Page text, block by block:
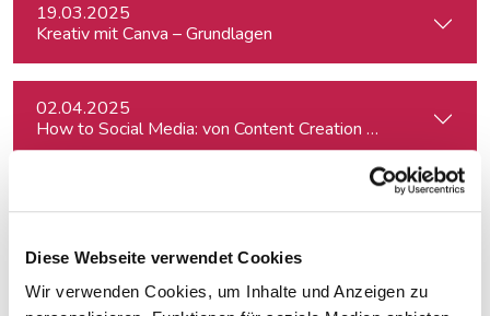
Diese Webseite verwendet Cookies
Wir verwenden Cookies, um Inhalte und Anzeigen zu
19.03.2025
Kreativ mit Canva – Grundlagen
02.04.2025
How to Social Media: von Content Creation bis zum
16.04.2025